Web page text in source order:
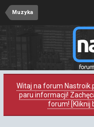
Muzyka
Witaj na forum
paru informacji!
forum! [Kliknij